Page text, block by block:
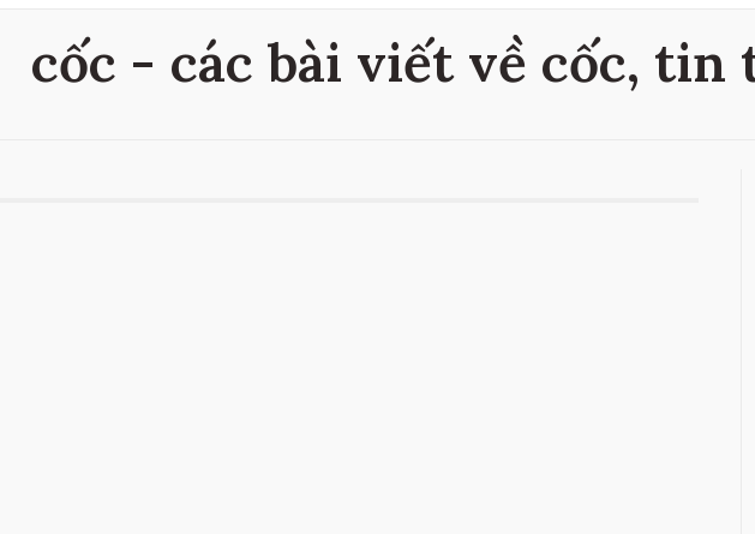
cốc - các bài viết về cốc, tin